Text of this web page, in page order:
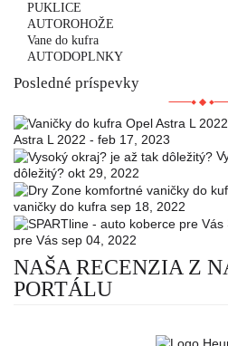
PUKLICE
AUTOROHOŽE
Vane do kufra
AUTODOPLNKY
Posledné príspevky
Astra L 2022 - feb 17, 2023
dôležitý? okt 29, 2022
vaničky do kufra sep 18, 2022
pre Vás sep 04, 2022
NAŠA RECENZIA Z
PORTÁLU